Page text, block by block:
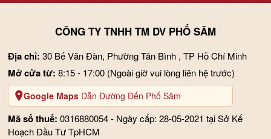
CÔNG TY TNHH TM DV PHỐ SÂM
Địa chỉ: 30 Bế Văn Đàn, Phường Tân Bình , TP Hồ Chí Minh
Mở cửa từ:8:15 - 17:00 (Ngoài giờ vui lòng liên hệ trước)
Google Maps Dẫn Đường Đến Phố Sâm
Mã số thuế: 0316880054 - Ngày cấp: 28-05-2021 tại Sở Kế
Hoạch Đầu Tư TpHCM